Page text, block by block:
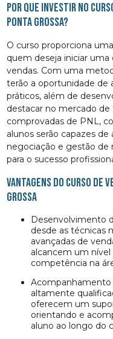
Por que Investir no
Ponta Grossa?
O curso proporciona
quem deseja iniciar uma
vendas. Com uma
terão a oportunidade de
práticos, além de
destacar no mercado de
comprovadas de PNL,
alunos serão capazes
negociação e gestão de
para o sucesso
Vantagens do Curso de
Grossa
Desenvolvimento de Habilidades: A formação abrange
desde as técnicas
avançadas de
alcancem um
competência na
Acompanhamento Personalizado: Os instrutores
altamente
oferecem um
orientando e
aluno ao longo do